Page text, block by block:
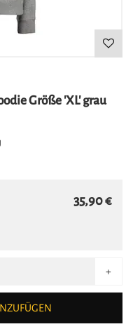
Größe 'XL' grau
35,90 €
+